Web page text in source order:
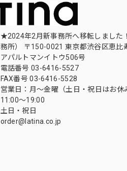
★2024年2月新事務所へ移転しました
務所） 〒150-0021 東京都渋谷区恵比
アパルトマンイトウ506号
電話番号 03-6416-5527
FAX番号 03-6416-5528
営業日：月〜金曜（土日・祝日はお休
11:00〜19:00
土日・祝日
order@latina.co.jp